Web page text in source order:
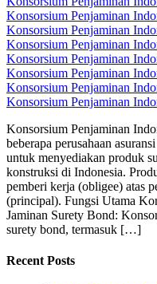
Konsorsium Penjaminan
Konsorsium Penjaminan
Konsorsium Penjaminan
Konsorsium Penjaminan
Konsorsium Penjaminan
Konsorsium Penjaminan
Konsorsium Penjaminan
Konsorsium Penjaminan
beberapa perusahaan
untuk menyediakan produk
konstruksi di Indonesia.
pemberi kerja (obligee) atas
(principal). Fungsi Utama
Jaminan Surety Bond:
surety bond, termasuk […]
Recent Posts